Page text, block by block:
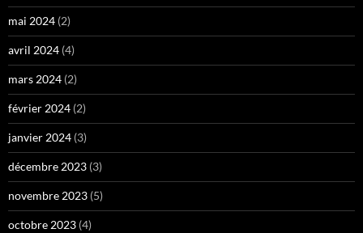
mai 2024 (2)
avril 2024 (4)
mars 2024 (2)
février 2024 (2)
janvier 2024 (3)
décembre 2023 (3)
novembre 2023 (5)
octobre 2023 (4)